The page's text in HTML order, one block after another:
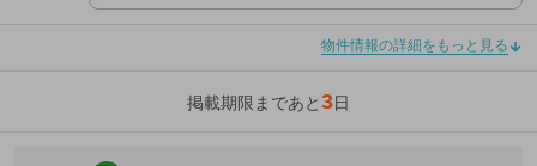
物件情報の詳細をもっと見る
掲載期限まであと3日